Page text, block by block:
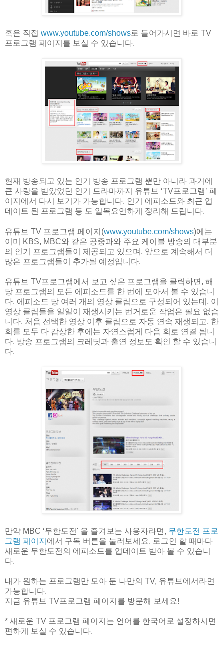
혹은 직접 www.youtube.com/shows로 들어가시면 바로 TV
프로그램 페이지를 보실 수 있습니다.
현재 방송되고 있는 인기 방송 프로그램 뿐만 아니라 과거에
큰 사랑을 받았었던 인기 드라마까지 유튜브 ‘TV프로그램’ 페
이지에서 다시 보기가 가능합니다. 인기 에피소드와 최근 업
데이트 된 프로그램 등 도 일목요연하게 정리해 드립니다.
유튜브 TV 프로그램 페이지(www.youtube.com/shows)에는
이미 KBS, MBC와 같은 공중파와 주요 케이블 방송의 대부분
의 인기 프로그램들이 제공되고 있으며, 앞으로 계속해서 더
많은 프로그램들이 추가될 예정입니다.
유튜브 TV프로그램에서 보고 싶은 프로그램을 클릭하면, 해
당 프로그램의 모든 에피소드를 한 번에 모아서 볼 수 있습니
다. 에피소드 당 여러 개의 영상 클립으로 구성되어 있는데, 이
영상 클립들을 일일이 재생시키는 번거로운 작업은 필요 없습
니다. 처음 선택한 영상 이후 클립으로 자동 연속 재생되고, 한
회를 모두 다 감상한 후에는 자연스럽게 다음 회로 연결 됩니
다. 방송 프로그램의 크레딧과 출연 정보도 확인 할 수 있습니
다.
만약 MBC ‘무한도전' 을 즐겨보는 사용자라면, 무한도전 프로
그램 페이지 에서 구독 버튼을 눌러보세요. 로그인 할 때마다
새로운 무한도전의 에피소드를 업데이트 받아 볼 수 있습니
다.
내가 원하는 프로그램만 모아 둔 나만의 TV, 유튜브에서라면
가능합니다.
지금 유튜브 TV프로그램 페이지를 방문해 보세요!
* 새로운 TV 프로그램 페이지는 언어를 한국어로 설정하시면
편하게 보실 수 있습니다.